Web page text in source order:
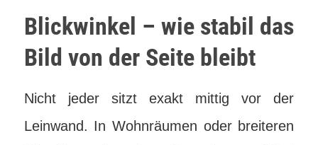
Blickwinkel – wie stabil das
Bild von der Seite bleibt
Nicht jeder sitzt exakt mittig vor der
Leinwand. In Wohnräumen oder breiteren